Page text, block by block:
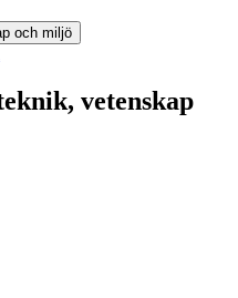
och miljö
vetenskap